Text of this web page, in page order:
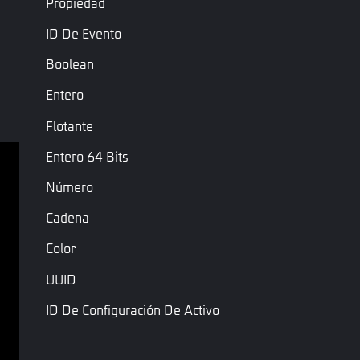
ID De Evento
Boolean
Entero
Flotante
Entero 64 Bits
Número
Cadena
Color
UUID
ID De Configuración De Activo
Copyright © Garena Online. Las marcas comerciales
derechos reservados.